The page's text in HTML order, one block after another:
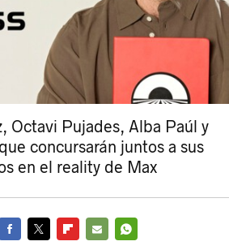
Octavi Pujades, Alba Paúl y
concursarán juntos a sus
en el reality de Max